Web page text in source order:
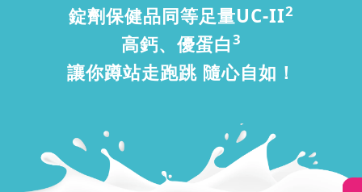
克
寧
錠劑保健品同等足量UC-II2
高鈣、優蛋白3
讓你蹲站走跑跳 隨心自如！